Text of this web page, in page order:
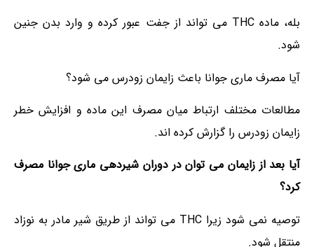
بله، ماده THC می تواند از جفت عبور کرده و وارد بدن جنین
شود.
آیا مصرف ماری جوانا باعث زایمان زودرس می شود؟
مطالعات مختلف ارتباط میان مصرف این ماده و افزایش خطر
زایمان زودرس را گزارش کرده اند.
آیا بعد از زایمان می توان در دوران شیردهی ماری جوانا مصرف
کرد؟
توصیه نمی شود زیرا THC می تواند از طریق شیر مادر به نوزاد
منتقل شود.